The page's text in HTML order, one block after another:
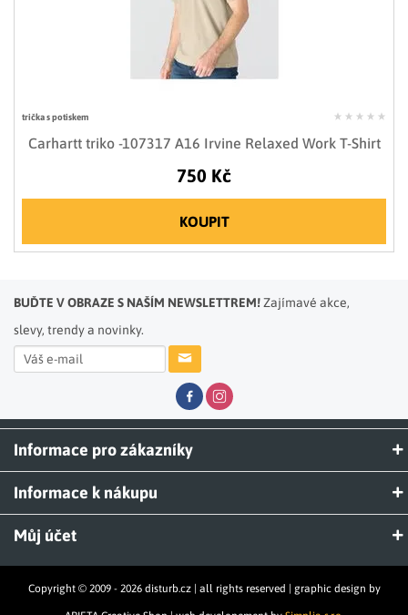
trička s potiskem
Carhartt triko -107317 A16 Irvine Relaxed Work T-Shirt
750 Kč
KOUPIT
BUĎTE V OBRAZE S NAŠÍM NEWSLETTREM!Zajímavé akce,
slevy, trendy a novinky.
Informace pro zákazníky
Informace k nákupu
Můj účet
Copyright © 2009 - 2026 disturb.cz | all rights reserved | graphic design by